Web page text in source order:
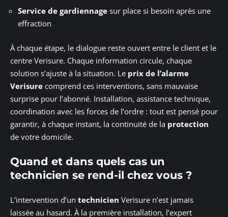
Service de gardiennage sur place si besoin après une
effraction
À chaque étape, le dialogue reste ouvert entre le client et le
centre Verisure. Chaque information circule, chaque
solution s’ajuste à la situation. Le prix de l’alarme
Verisure comprend ces interventions, sans mauvaise
surprise pour l’abonné. Installation, assistance technique,
coordination avec les forces de l’ordre : tout est pensé pour
garantir, à chaque instant, la continuité de la protection
de votre domicile.
Quand et dans quels cas un
technicien se rend-il chez vous ?
L’intervention d’un technicien Verisure n’est jamais
laissée au hasard. À la première installation, l’expert